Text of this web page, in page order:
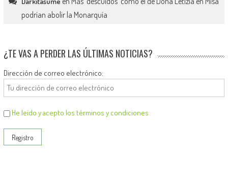
podrían abolir la Monarquía
¿TE VAS A PERDER LAS ÚLTIMAS NOTICIAS?
Dirección de correo electrónico:
He leído y acepto los términos y condiciones